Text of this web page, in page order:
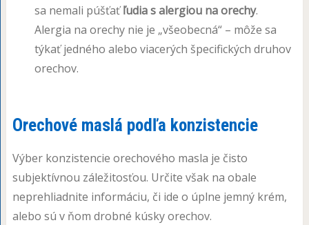
sa nemali púšťaťľudia s alergiou na orechy.
Alergia na orechy nie je „všeobecná“ – môže sa
týkať jedného alebo viacerých špecifických druhov
orechov.
Orechové maslá podľa konzistencie
Výber konzistencie orechového masla je čisto
subjektívnou záležitosťou. Určite však na obale
neprehliadnite informáciu, či ide o úplne jemný krém,
alebo sú v ňom drobné kúsky orechov.